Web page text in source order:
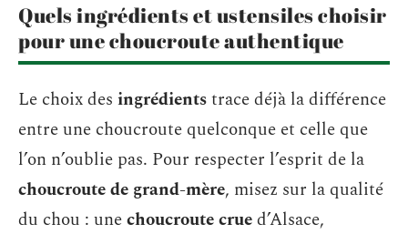
Quels ingrédients et ustensiles choisir
pour une choucroute authentique
Le choix des ingrédientstrace déjà la différence
entre une choucroute quelconque et celle que
l’on n’oublie pas. Pour respecter l’esprit de la
choucroute de grand-mère, misez sur la qualité
du chou : unechoucroute crued’Alsace,